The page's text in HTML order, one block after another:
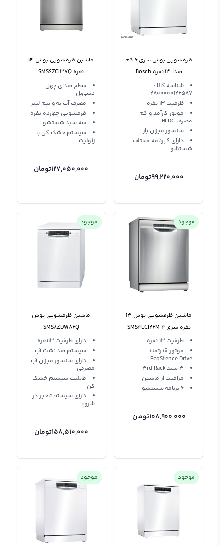
ظرفشویی بوش سری 6 کم
صدا 13 نفره Bosch
SMS67NW10M
شناسه کالا :
2800000126587
ظرفیت 13 نفره
موتور کارآمد و کم
مصرف BLDC
سنسور میزان بار
دارای 6 برنامه مختلف
شستشو
99,220,000تومان
ماشین ظرفشویی بوش 14
نفره SMS6ZCI37Q
سطح صدای چهل
دسی‌بل
مصرف آب نه و نیم لیتر
ظرفشویی چهارده نفره
سه سبد شستشو
سیستم خشک کن با
زئولیت
127,050,000تومان
موجود
ماشین ظرفشویی بوش ‍13
نفره سری 4 SMS4ECI26M
نقره آلمانظرفیت 13 نفره
موتور قدرتمند
EcoSilence Drive
3 سبد 3rd Rack
مراقبت از ماشین
6 برنامه شستشو
108,900,000تومان
موجود
ماشین ظرفشویی بوش
SMS8ZDW86Q
دارای ظرفیت 13نفره
سیستم ضد نشت آب
دارای سنسور میزان آب
مصرفی
قابلیت سیستم خشک
کن
دارای سيستم تاخیر در
شروع
158,510,000تومان
موجود موجود